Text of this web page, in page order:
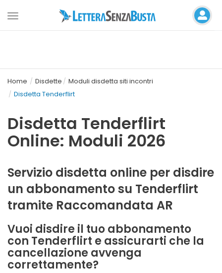
Toggle
Home Disdette
Moduli disdetta siti incontri
Disdetta Tenderflirt
Disdetta Tenderflirt
Online: Moduli 2026
Servizio disdetta online per disdire
un abbonamento su Tenderflirt
tramite Raccomandata AR
Vuoi disdire il tuo abbonamento
con Tenderflirt e assicurarti che la
cancellazione avvenga
correttamente?